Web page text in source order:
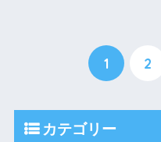
1 2
カテゴリー